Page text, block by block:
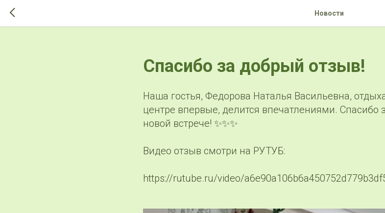
Новости
Спасибо за добрый отзыв!
Наша гостья, Федорова Наталья Васильевна,
центре впервые, делится впечатлениями. Спасибо
новой встрече! ✨✨✨
Видео отзыв смотри на РУТУБ:
https://rutube.ru/video/